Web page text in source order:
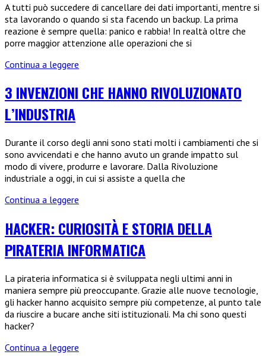
migliori
soluzioni
A tutti può succedere di cancellare dei dati importanti, mentre si
sta lavorando o quando si sta facendo un backup. La prima
reazione è sempre quella: panico e rabbia! In realtà oltre che
porre maggior attenzione alle operazioni che si
Continua a leggere
in
caso
a
chi
rivolgersi
e
cloud
nel
2023?
3 INVENZIONI CHE HANNO RIVOLUZIONATO
L’INDUSTRIA
Durante il corso degli anni sono stati molti i cambiamenti che si
sono avvicendati e che hanno avuto un grande impatto sul
modo di vivere, produrre e lavorare. Dalla Rivoluzione
industriale a oggi, in cui si assiste a quella che
Continua a leggere
che
hanno
rivoluzionato
l’industria
HACKER: CURIOSITÀ E STORIA DELLA
PIRATERIA INFORMATICA
La pirateria informatica si è sviluppata negli ultimi anni in
maniera sempre più preoccupante. Grazie alle nuove tecnologie,
gli hacker hanno acquisito sempre più competenze, al punto tale
da riuscire a bucare anche siti istituzionali. Ma chi sono questi
hacker?
Continua a leggere